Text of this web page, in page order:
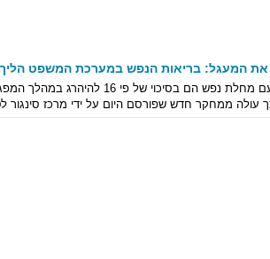
את המעגל: בריאות הנפש במערכת המשפט
אנשים עם מחלת נפש הם
עולה ממחקר חדש שפורסם היום על ידי מרכז סינגור